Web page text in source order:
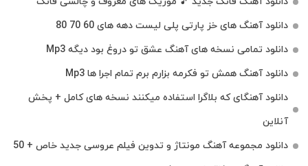
دانلود آهنگ های خز پارتی پلی لیست دهه های 60 70 80
دانلود تمامی نسخه های آهنگ عشق تو دروغ بود دیگه Mp3
دانلود آهنگ همش تو فکرمه بزارم برم تمام اجرا ها Mp3
دانلود آهنگای که بلاگرا استفاده میکنند نسخه های کامل + پخش
آنلاین
دانلود مجموعه آهنگ مونتاژ و تدوین فیلم عروسی جدید خاص + 50